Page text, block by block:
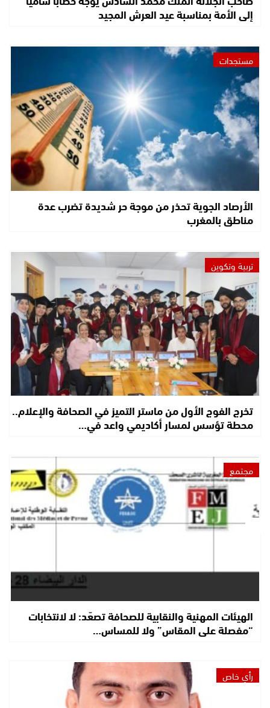
إلى الأمة بمناسبة عيد العرش المجيد
مستجدات
الأرصاد الجوية تحذر من موجة حر شديدة تضرب عدة
مناطق بالمغرب
تربية وتكوين
تخرج الفوج الأول من ماستر التميز في الصحافة والإعلام..
محطة تؤسس لمسار أكاديمي واعد في…
مجتمع
الهيئات المهنية والنقابية للصحافة تصعّد: لا لانتخابات
“مفصلة على المقاس” ولا للمساس…
رأي خاص